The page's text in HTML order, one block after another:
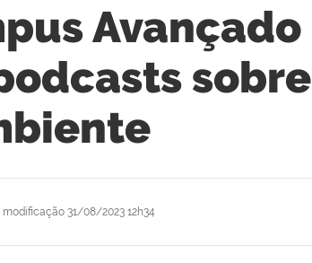
Avançado
sobre
modificação 31/08/2023 12h34